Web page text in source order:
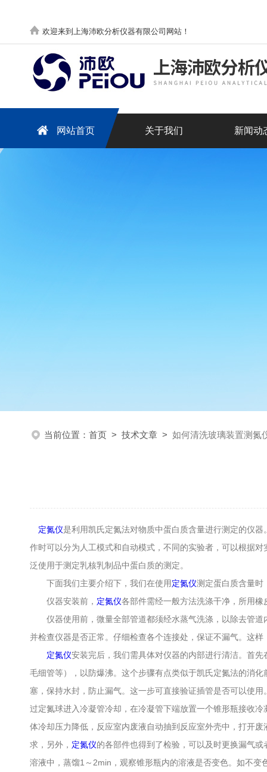
欢迎来到上海沛欧分析仪器有限公司网站！
网站首页 关于我们 新闻动
当前位置： 首页 > 技术文章 > 如何清洗玻璃装置测氮
定氮仪是利用凯氏定氮法对物质中蛋白质含量进行测定的仪器
作时可以分为人工模式和自动模式，不同的实验者，可以根据
泛使用于测定乳核乳制品中蛋白质的测定。
下面我们主要介绍下，我们在使用定氮仪测定蛋白质含量时
仪器安装前， 定氮仪各部件需经一般方法洗涤干净，所用
仪器使用前，微量全部管道都须经水蒸气洗涤，以除去管道
并检查仪器是否正常。仔细检查各个连接处，保证不漏气。这
定氮仪安装完后，我们需具体对仪器的内部进行清洁。首先
毛细管等），以防爆沸。这个步骤有点类似于凯氏定氮法的消
塞，保持水封，防止漏气。这一步可直接验证插管是否可以使
过定氮球进入冷凝管冷却，在冷凝管下端放置一个锥形瓶接收
体冷却压力降低，反应室内废液自动抽到反应室外壳中，打开
求，另外， 定氮仪的各部件也得到了检验，可以及时更换漏气
溶液中，蒸馏1～2min，观察锥形瓶内的溶液是否变色。如不